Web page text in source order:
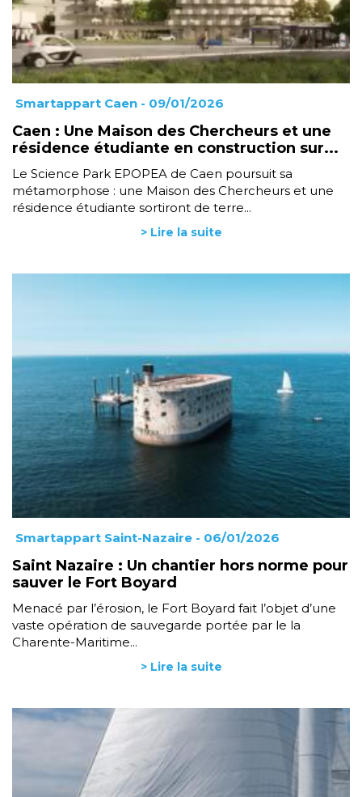
Smartappart Caen - 09/01/2026
Caen : Une Maison des Chercheurs et une
résidence étudiante en construction sur...
Le Science Park EPOPEA de Caen poursuit sa
métamorphose : une Maison des Chercheurs et une
résidence étudiante sortiront de terre...
> Lire la suite
Smartappart Saint-Nazaire - 06/01/2026
Saint Nazaire : Un chantier hors norme pour
sauver le Fort Boyard
Menacé par l’érosion, le Fort Boyard fait l’objet d’une
vaste opération de sauvegarde portée par le la
Charente-Maritime...
> Lire la suite